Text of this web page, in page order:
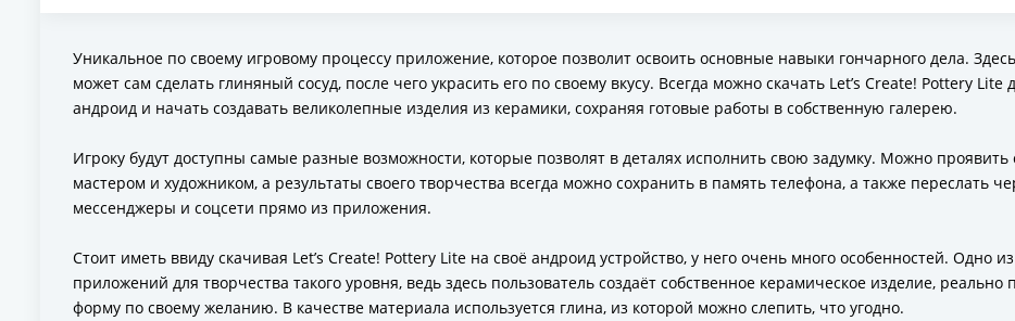
Уникальное по своему игровому процессу приложение, которое позволит освоить основные навыки гончарного дела.
может сам сделать глиняный сосуд, после чего украсить его по своему вкусу. Всегда можно скачать Let’s Create! Pottery Lite
андроид и начать создавать великолепные изделия из керамики, сохраняя готовые работы в собственную галерею.
Игроку будут доступны самые разные возможности, которые позволят в деталях исполнить свою задумку. Можно проявить
мастером и художником, а результаты своего творчества всегда можно сохранить в память телефона, а также переслать
мессенджеры и соцсети прямо из приложения.
Стоит иметь ввиду скачивая Let’s Create! Pottery Lite на своё андроид устройство, у него очень много особенностей. Одно
приложений для творчества такого уровня, ведь здесь пользователь создаёт собственное керамическое изделие, реально
форму по своему желанию. В качестве материала используется глина, из которой можно слепить, что угодно.